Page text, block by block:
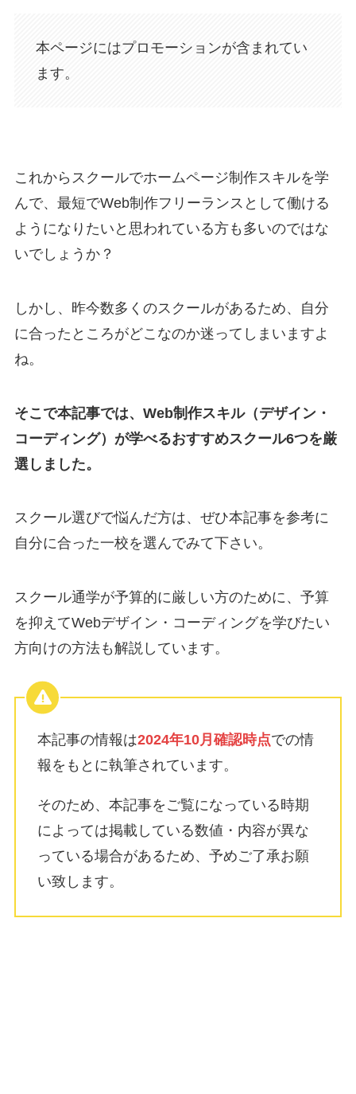
本ページにはプロモーションが含まれてい
ます。
これからスクールでホームページ制作スキルを学
んで、最短でWeb制作フリーランスとして働ける
ようになりたいと思われている方も多いのではな
いでしょうか？
しかし、昨今数多くのスクールがあるため、自分
に合ったところがどこなのか迷ってしまいますよ
ね。
そこで本記事では、Web制作スキル（デザイン・
コーディング）が学べるおすすめスクール6つを厳
選しました。
スクール選びで悩んだ方は、ぜひ本記事を参考に
自分に合った一校を選んでみて下さい。
スクール通学が予算的に厳しい方のために、予算
を抑えてWebデザイン・コーディングを学びたい
方向けの方法も解説しています。
本記事の情報は2024年10月確認時点での情
報をもとに執筆されています。
そのため、本記事をご覧になっている時期
によっては掲載している数値・内容が異な
っている場合があるため、予めご了承お願
い致します。